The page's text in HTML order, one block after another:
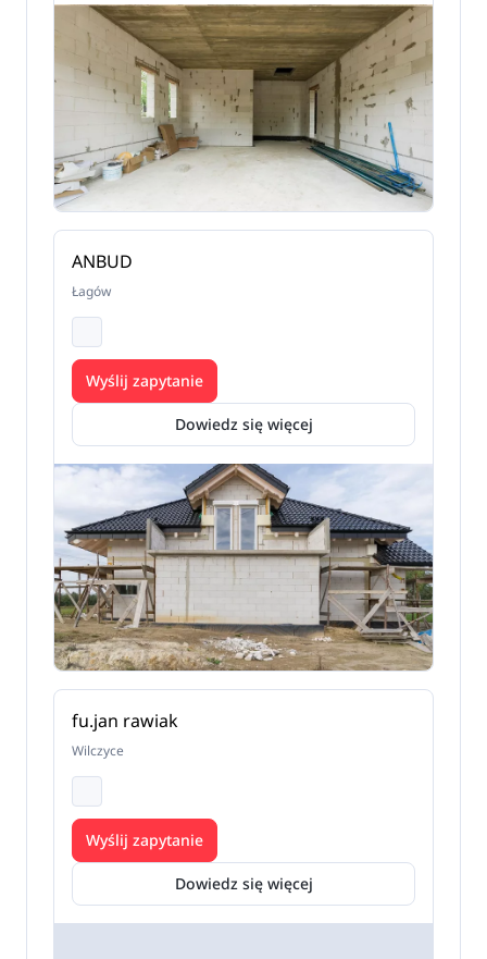
ANBUD
Łagów
Dowiedz się więcej
Wyślij zapytanie
fu.jan rawiak
Wilczyce
Dowiedz się więcej
Wyślij zapytanie